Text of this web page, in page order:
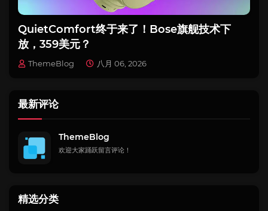
QuietComfort终于来了！Bose旗舰技术下
放，359美元？
ThemeBlog 八月 06, 2026
最新评论
ThemeBlog
欢迎大家踊跃留言评论！
精选分类